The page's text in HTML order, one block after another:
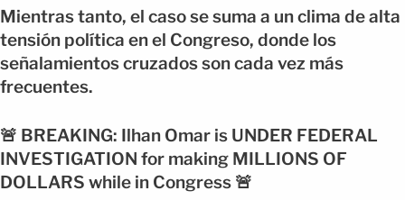
Mientras tanto, el caso se suma a un clima de alta
tensión política en el Congreso, donde los
señalamientos cruzados son cada vez más
frecuentes.
🚨 BREAKING: Ilhan Omar is UNDER FEDERAL
INVESTIGATION for making MILLIONS OF
DOLLARS while in Congress 🚨